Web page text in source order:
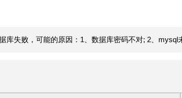
库失败，可能的原因：1、数据库密码不对; 2、mysql